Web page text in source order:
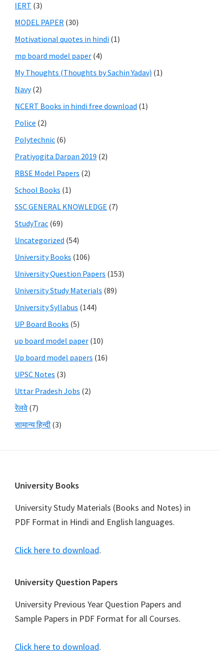
IERT (3)
MODEL PAPER (30)
Motivational quotes in hindi (1)
mp board model paper (4)
My Thoughts (Thoughts by Sachin Yadav) (1)
Navy(2)
NCERT Books in hindi free download (1)
Police (2)
Polytechnic (6)
Pratiyogita Darpan 2019 (2)
RBSE Model Papers (2)
School Books (1)
SSC GENERAL KNOWLEDGE (7)
StudyTrac (69)
Uncategorized (54)
University Books (106)
University Question Papers (153)
University Study Materials (89)
University Syllabus (144)
UP Board Books (5)
up board model paper (10)
Up board model papers (16)
UPSC Notes (3)
Uttar Pradesh Jobs (2)
रेलवे (7)
सामान्य हिन्दी (3)
Footer
University Books
University Study Materials (Books and Notes) in
PDF Format in Hindi and English languages.
Click here to download.
University Question Papers
University Previous Year Question Papers and
Sample Papers in PDF Format for all Courses.
Click here to download.